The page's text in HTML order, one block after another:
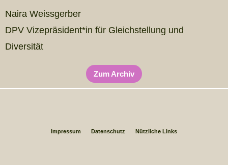
Naira Weissgerber
DPV Vizepräsident*in für Gleichstellung und
Diversität
Zum Archiv
Impressum Datenschutz Nützliche Links